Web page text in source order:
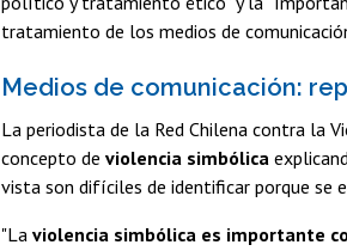
tratamiento de los medios de
Medios de comunicación:
La periodista de la Red Chilena contra la
concepto de violencia simbólica
vista son difíciles de identificar porque se
"La violencia simbólica es importante